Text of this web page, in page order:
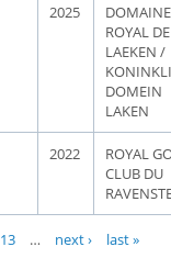
2025
DOMAINE
ROYAL DE
LAEKEN /
DOMEIN
LAKEN
2022
ROYAL
CLUB DU
13 … next › last »